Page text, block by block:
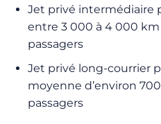
Jet privé intermédiaire
entre 3 000 à 4 000
passagers
Jet privé long-courrier
moyenne d’environ
passagers